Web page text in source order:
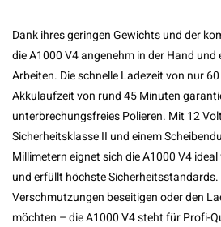
Dank ihres geringen Gewichts und der
die A1000 V4 angenehm in der Hand
Arbeiten. Die schnelle Ladezeit von nur
Akkulaufzeit von rund 45 Minuten
unterbrechungsfreies Polieren. Mit 12
Sicherheitsklasse II und einem
Millimetern eignet sich die A1000 V4
und erfüllt höchste
Verschmutzungen beseitigen oder den
möchten – die A1000 V4 steht für Profi-